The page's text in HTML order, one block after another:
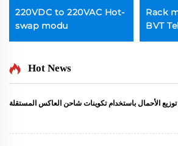
220VDC to 220VAC Hot-
swap modu
Rack
BVT
Hot News
الأحمال باستخدام تكوينات شاحن العاكس المستقلة